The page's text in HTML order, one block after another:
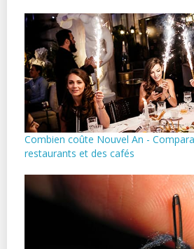
Combien coûte Nouvel An -
restaurants et des cafés